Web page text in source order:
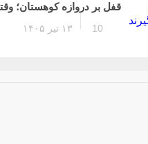
قفل بر دروازه کوهستان؛
10 ۱۳ تیر ۱۴۰۵